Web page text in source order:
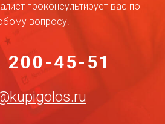
проконсультирует вас по
вопросу!
200-45-51